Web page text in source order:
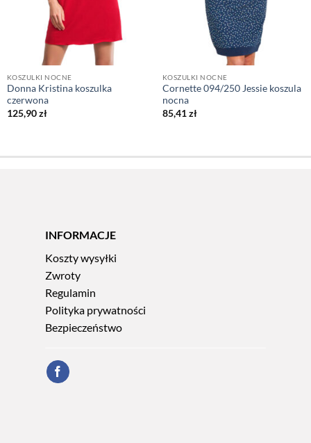
KOSZULKI NOCNE
Donna Kristina koszulka
czerwona
125,90zł
KOSZULKI NOCNE
Cornette 094/250 Jessie koszula
nocna
85,41zł
INFORMACJE
Koszty wysyłki
Zwroty
Regulamin
Polityka prywatności
Bezpieczeństwo